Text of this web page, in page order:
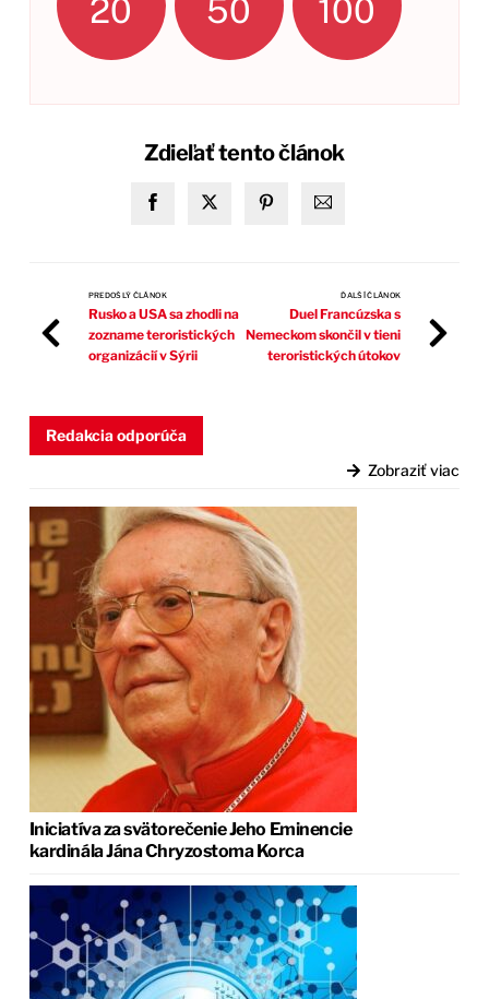
20 50 100
Zdieľať tento článok
PREDOŠLÝ ČLÁNOK
Rusko a USA sa zhodli na
zozname teroristických
organizácií v Sýrii
ĎALŠÍ ČLÁNOK
Duel Francúzska s
Nemeckom skončil v tieni
teroristických útokov
Redakcia odporúča
Zobraziť viac
Iniciatíva za svätorečenie Jeho Eminencie
kardinála Jána Chryzostoma Korca